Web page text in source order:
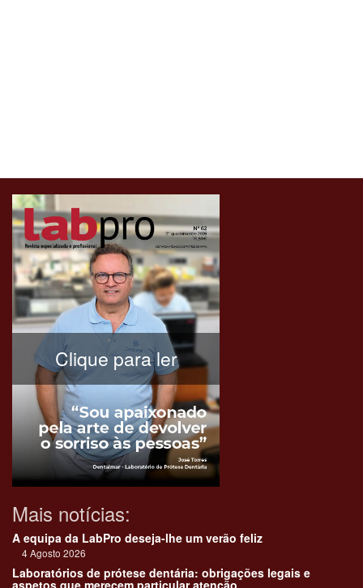
Clique para ler
Mais notícias:
A equipa da LabPro deseja-lhe um verão feliz
4 Agosto 2026
Laboratórios de prótese dentária: obrigações legais e